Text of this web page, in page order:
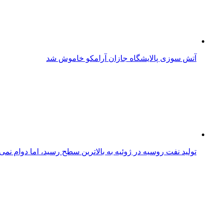
آتش‌ سوزی پالایشگاه جازان آرامکو خاموش شد
تولید نفت روسیه در ژوئیه به بالاترین سطح رسید، اما دوام